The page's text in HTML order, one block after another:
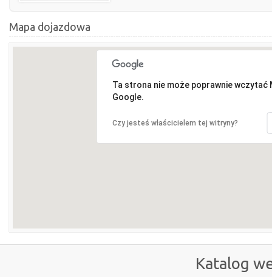
Mapa dojazdowa
Ta strona nie może poprawnie wczytać
Google.
Czy jesteś właścicielem tej witryny?
Katalog